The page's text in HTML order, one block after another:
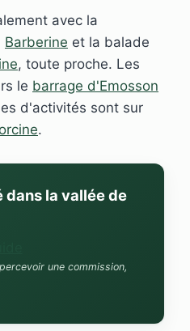
avec la
Barberine et la balade
, toute proche. Les
le barrage d'Emosson
d'activités sont sur
.
la vallée de
une commission,